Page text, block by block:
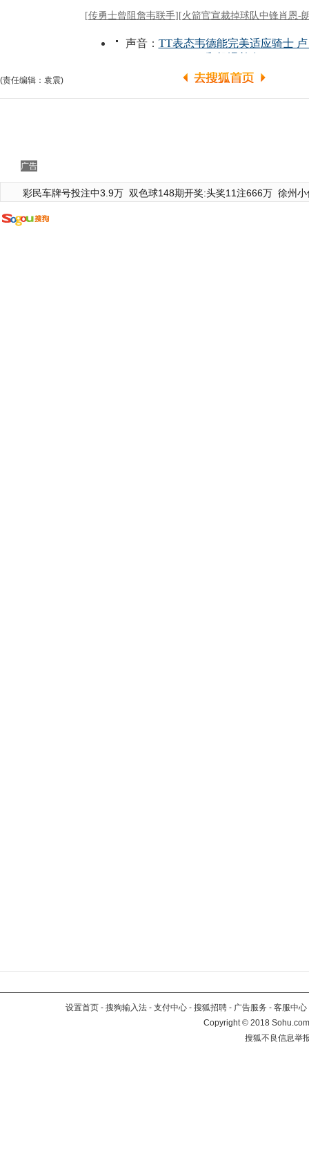
(责任编辑：袁震)
广告
彩民车牌号投注中3.9万 双色球148期开奖:头奖11注666万 徐州
设置首页 - 搜狗输入法 - 支付中心 - 搜狐招聘 - 广告服务 - 客服中心
Copyright©2018
搜狐不良信息举